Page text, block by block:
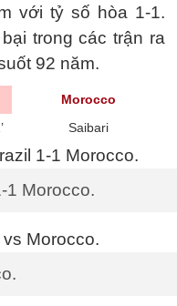
với tỷ số hòa 1-1.
trong các trận ra
92 năm.
Morocco
Saibari
1 Morocco.